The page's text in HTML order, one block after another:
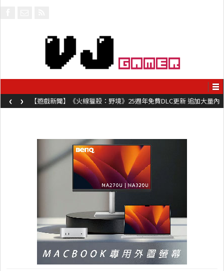
【遊戲新聞】《火線獵殺：野境》25週年免費DLC更新 追加大量內
容同時系舊作限時超平價折扣
‹ ›